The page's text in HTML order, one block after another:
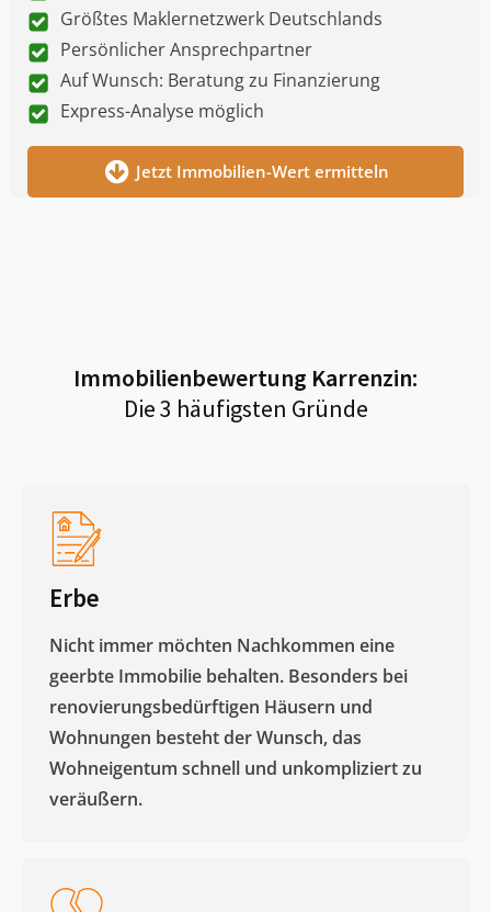
Größtes Maklernetzwerk Deutschlands
Persönlicher Ansprechpartner
Auf Wunsch: Beratung zu Finanzierung
Express-Analyse möglich
Jetzt Immobilien-Wert ermitteln
Immobilienbewertung Karrenzin:
Die 3 häufigsten Gründe
Erbe
Nicht immer möchten Nachkommen eine
geerbte Immobilie behalten. Besonders bei
renovierungsbedürftigen Häusern und
Wohnungen besteht der Wunsch, das
Wohneigentum schnell und unkompliziert zu
veräußern. ​